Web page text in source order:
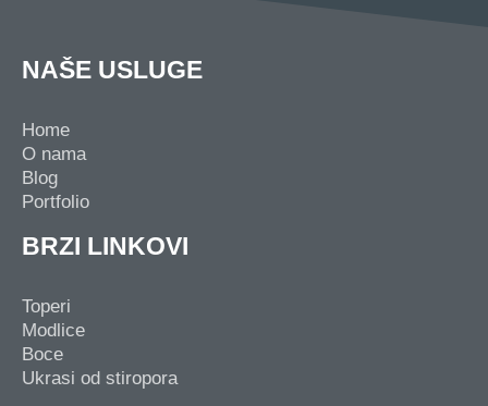
NAŠE USLUGE
Home
O nama
Blog
Portfolio
BRZI LINKOVI
Toperi
Modlice
Boce
Ukrasi od stiropora